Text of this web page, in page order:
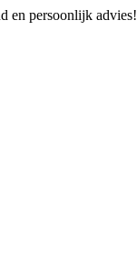
en persoonlijk advies!